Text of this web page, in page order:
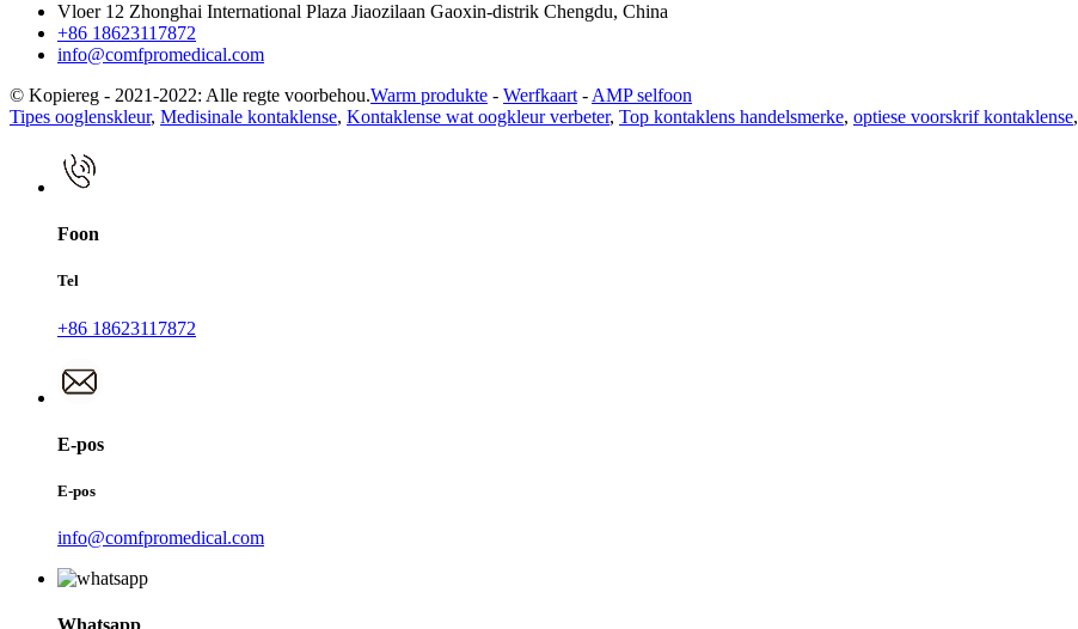
Vloer 12 Zhonghai International Plaza Jiaozilaan Gaoxin-distrik Chengdu, China
+86 18623117872
info@comfpromedical.com
© Kopiereg - 2021-2022: Alle regte voorbehou.Warm produkte - Werfkaart - AMP selfoon
Tipes ooglenskleur, Medisinale kontaklense, Kontaklense wat oogkleur verbeter, Top kontaklens handelsmerke, optiese voorskrif kontaklense,
Foon
Tel
+86 18623117872
E-pos
E-pos
info@comfpromedical.com